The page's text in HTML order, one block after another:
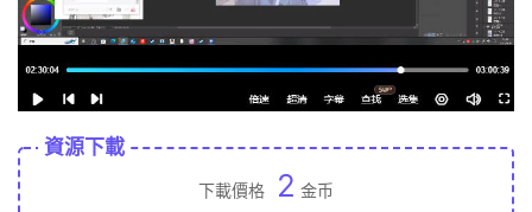
資源下載
下載價格 2 金币